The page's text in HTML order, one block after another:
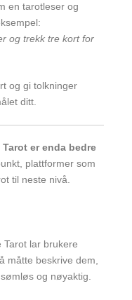
en tarotleser og
og trekk tre kort for
og gi tolkninger
ditt.
er enda bedre
plattformer som
til neste nivå.
Tarot lar brukere
måtte beskrive dem,
og nøyaktig.